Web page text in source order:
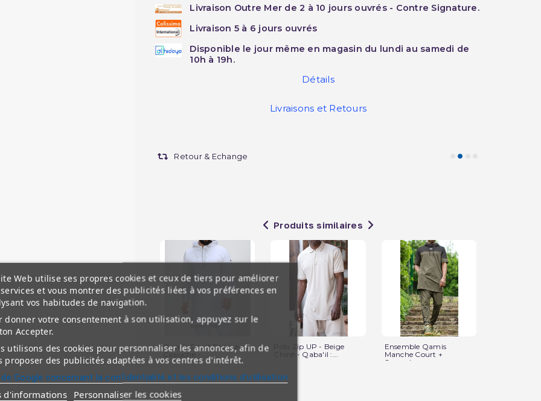
Livraison Outre Mer de 2 à 10 jours ouvrés - Contre Signature.
Livraison 5 à 6 jours ouvrés
Disponible le jour même en magasin du lundi au samedi de
10h à 19h.
Détails
Livraisons et Retours
Retour & Echange
Produits similaires
Qamis Court Basic avec
Capuche -...
Polo Zip UP - Beige
Chiné - Qaba'il :...
Ensemble Qamis
Manche Court +
Sarouel...
Web utilise ses propres cookies et ceux de tiers pour améliorer
et vous montrer des publicités liées à vos préférences en
vos habitudes de navigation.
donner votre consentement à son utilisation, appuyez sur le
Accepter.
utilisons des cookies pour personnaliser les annonces, afin de
proposer des publicités adaptées à vos centres d'intérêt.
Google concernant la confidentialité et les conditions d'utilisation
d'informations Personnaliser les cookies